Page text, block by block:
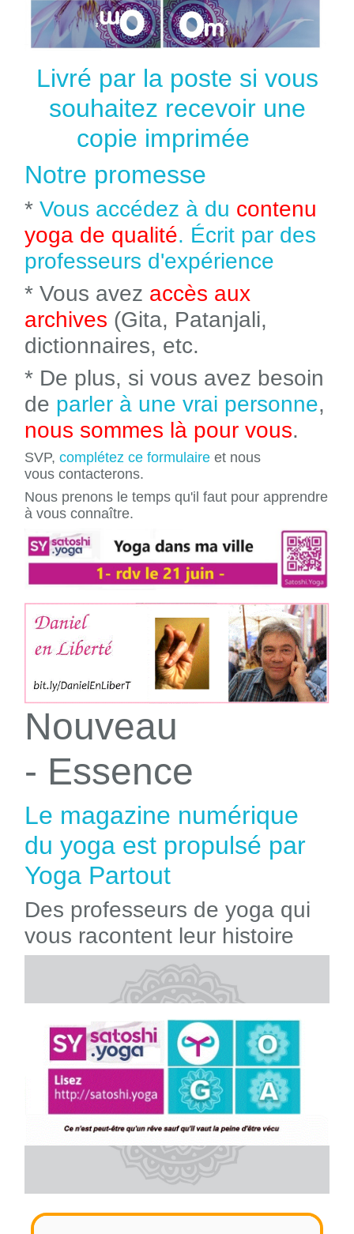
Livré par la poste si vous
souhaitez recevoir une
copie imprimée
Notre promesse
* Vous accédez à du contenu
yoga de qualité. Écrit par des
professeurs d'expérience
* Vous avez accès aux
archives (Gita, Patanjali,
dictionnaires, etc.
* De plus, si vous avez besoin
de parler à une vrai personne,
nous sommes là pour vous.
SVP, complétez ce formulaire et nous
vous contacterons.
Nous prenons le temps qu'il faut pour apprendre
à vous connaître.
Nouveau
- Essence
Le magazine numérique
du yoga est propulsé par
Yoga Partout
Des professeurs de yoga qui
vous racontent leur histoire